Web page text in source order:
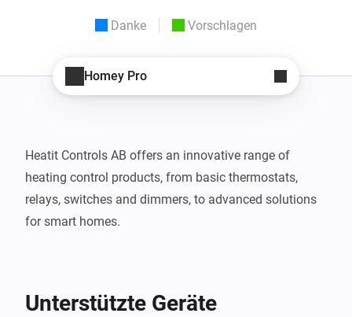
Danke Vorschlagen
Homey Pro
Heatit Controls AB offers an innovative range of
heating control products, from basic thermostats,
relays, switches and dimmers, to advanced solutions
for smart homes.
Unterstützte Geräte